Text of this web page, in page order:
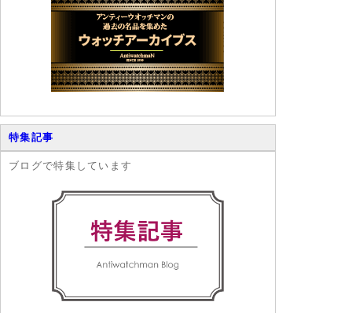
特集記事
ブログで特集しています